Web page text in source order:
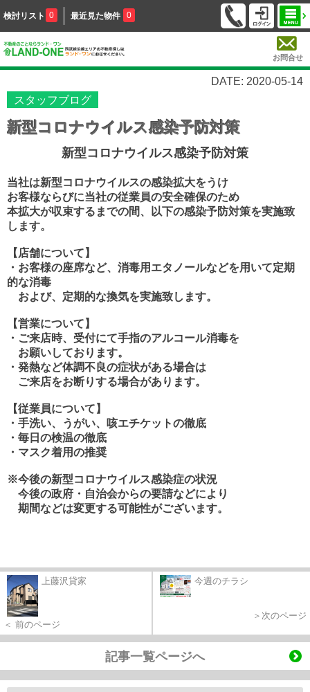
検討リスト 0 最近見た物件 0
お問合せ
DATE: 2020-05-14
スタッフブログ
新型コロナウイルス感染予防対策
新型コロナウイルス感染予防対策
当社は新型コロナウイルスの感染拡大をうけ
お客様ならびに当社の従業員の安全確保のため
本拡大が収束するまでの間、以下の感染予防対策を実施致
します。
【店舗について】
・お客様の座席など、消毒用エタノールなどを用いて定期
的な消毒
および、定期的な換気を実施致します。
【営業について】
・ご来店時、受付にて手指のアルコール消毒を
お願いしております。
・発熱など体調不良の症状がある場合は
ご来店をお断りする場合があります。
【従業員について】
・手洗い、うがい、咳エチケットの徹底
・毎日の検温の徹底
・マスク着用の推奨
※今後の新型コロナウイルス感染症の状況
今後の政府・自治会からの要請などにより
期間などは変更する可能性がございます。
上藤沢貸家
＜ 前のページ
今週のチラシ
＞次のページ
記事一覧ページへ